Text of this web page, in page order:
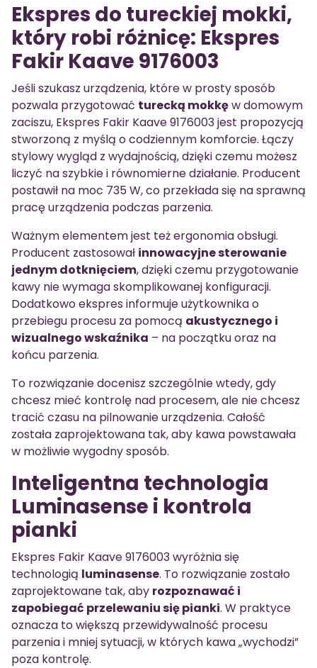
Ekspres do tureckiej mokki,
który robi różnicę: Ekspres
Fakir Kaave 9176003
Jeśli szukasz urządzenia, które w prosty sposób
pozwala przygotować turecką mokkęw domowym
zaciszu, Ekspres Fakir Kaave 9176003 jest propozycją
stworzoną z myślą o codziennym komforcie. Łączy
stylowy wygląd z wydajnością, dzięki czemu możesz
liczyć na szybkie i równomierne działanie. Producent
postawił na moc 735 W, co przekłada się na sprawną
pracę urządzenia podczas parzenia.
Ważnym elementem jest też ergonomia obsługi.
Producent zastosował innowacyjne sterowanie
jednym dotknięciem, dzięki czemu przygotowanie
kawy nie wymaga skomplikowanej konfiguracji.
Dodatkowo ekspres informuje użytkownika o
przebiegu procesu za pomocą akustycznego i
wizualnego wskaźnika – na początku oraz na
końcu parzenia.
To rozwiązanie docenisz szczególnie wtedy, gdy
chcesz mieć kontrolę nad procesem, ale nie chcesz
tracić czasu na pilnowanie urządzenia. Całość
została zaprojektowana tak, aby kawa powstawała
w możliwie wygodny sposób.
Inteligentna technologia
Luminasense i kontrola
pianki
Ekspres Fakir Kaave 9176003 wyróżnia się
technologią luminasense. To rozwiązanie zostało
zaprojektowane tak, aby rozpoznawać i
zapobiegać przelewaniu się pianki. W praktyce
oznacza to większą przewidywalność procesu
parzenia i mniej sytuacji, w których kawa „wychodzi”
poza kontrolę.